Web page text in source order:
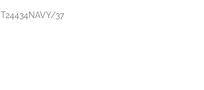
T24434NAVY/37